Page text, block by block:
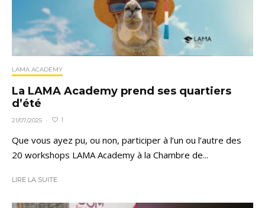
LAMA ACADEMY
La LAMA Academy prend ses quartiers
d’été
21/07/2025 · 1
Que vous ayez pu, ou non, participer à l’un ou l’autre des
20 workshops LAMA Academy à la Chambre de...
LIRE LA SUITE